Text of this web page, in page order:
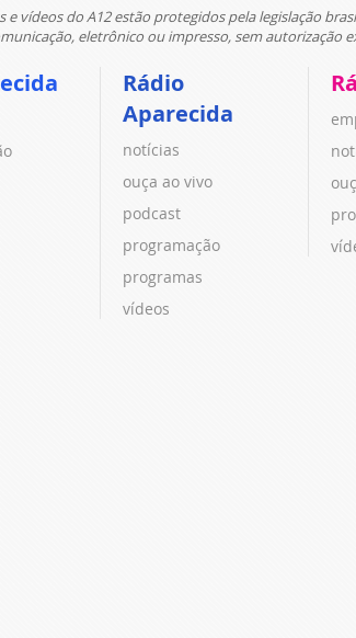
e vídeos do A12 estão protegidos pela legislação
eletrônico ou impresso, sem autorização
Rádio
Aparecida
notícias
ouça ao vivo
podcast
programação
programas
vídeos